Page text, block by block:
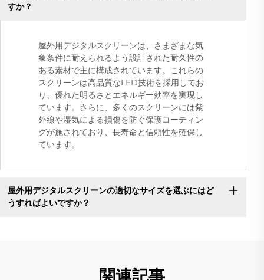
すか？
屋外用デジタルスクリーンは、さまざまな気
象条件に耐えられるよう設計された耐久性の
ある素材で主に構成されています。これらの
スクリーンは高品質なLED技術を採用してお
り、優れた明るさとエネルギー効率を実現し
ています。さらに、多くのスクリーンには紫
外線や湿気による損傷を防ぐ保護コーティン
グが施されており、長寿命と信頼性を確保し
ています。
屋外用デジタルスクリーンの適切なサイズを選ぶにはど
うすればよいですか？
関連記事